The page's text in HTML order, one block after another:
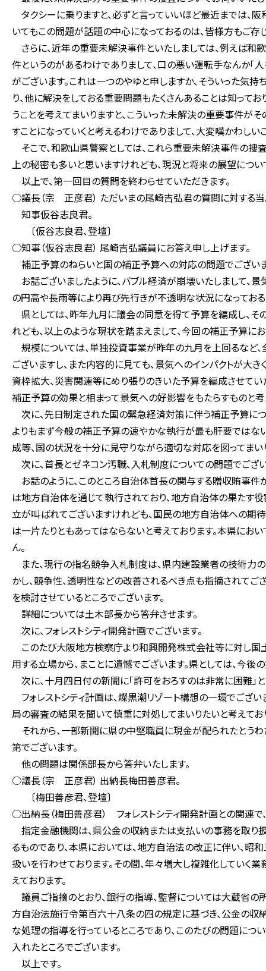
タクシーに乗りますと、必ずと言っていいほど最近までは、
いてもこの問題が話題の中心になっておるのは、皆様方もご存
さらに、近年の重要未解決事件といたしましては、例えば
件というのがあるわけでありまして、口の悪い運転手なんか「
がございます。これは一つのやゆと申しますか、そういった気
り、他に解決をしておる重要問題もたくさんあることは知って
うことを考えてまいりますと、こういった未解決の重要事件が
すことになっていくと考えるわけでありまして、大変嘆かわしい
そこで、和歌山県警察としては、これら重要未解決事件の捜
上の秘密も多いと思いますけれども、現況と将来の展望につい
以上で、第一回目の質問を終わらせていただきます。
○議長（宗 正彦君） ただいまの尾崎吉弘君の質問に対する当
知事仮谷志良君。
〔仮谷志良君、登壇〕
○知事（仮谷志良君） 尾崎吉弘議員にお答え申し上げます。
補正予算のねらいと国の補正予算への対応の問題でござい
お話ございましたように、バブル経済が崩壊いたしまして、
の円高や長雨等により再び先行きが不透明な状況になっておる
県としては、昨年九月に議会の同意を得て予算を編成し、そ
れども、以上のような現状を踏まえまして、今回の補正予算
規模については、単独投資事業が昨年の九月を上回るなど
ございますし、また内容的に見ても、景気へのインパクトが
資枠拡大、災害関連等にめり張りのきいた予算を編成させて
補正予算の効果と相まって景気への好影響をもたらすものと考
次に、先日制定された国の緊急経済対策に伴う補正予算に
よりもまず今般の補正予算の速やかな執行が最も肝要ではな
成等、国の状況を十分に見守りながら適切な対応を図ってまい
次に、首長とゼネコン汚職、入札制度についての問題でござ
お話のように、このところ自治体首長の関与する贈収賄事件
は地方自治体を通じて執行されており、地方自治体の果たす
立が叫ばれてございますけれども、国民の地方自治体への期
は一片たりともあってはならないと考えております。本県にお
ん。
また、現行の指名競争入札制度は、県内建設業者の技術力
かし、競争性、透明性などの改善されるべき点も指摘されて
を検討させているところでございます。
詳細については土木部長から答弁させます。
次に、フォレストシティ開発計画でございます。
このたび大阪地方検察庁より和興開発株式会社等に対し国
用する立場から、まことに遺憾でございます。県としては、今
次に、十月四日付の新聞に「許可をおろすのは非常に困難」
フォレストシティ計画は、燦黒潮リゾート構想の一環でござ
局の審査の結果を聞いて慎重に対処してまいりたいと考えてお
それから、一部新聞に県の中堅職員に現金が配られたとうわ
第でございます。
他の問題は関係部長から答弁いたします。
○議長（宗 正彦君） 出納長梅田善彦君。
〔梅田善彦君、登壇〕
○出納長（梅田善彦君） フォレストシティ開発計画との関連
指定金融機関は、県公金の収納または支払いの事務を取り
るものであり、本県においては、地方自治法の改正に伴い、
扱いを行わせております。その間、年々増大し複雑化していく
えております。
議員ご指摘のとおり、銀行の指導、監督については大蔵省の
方自治法施行令第百六十八条の四の規定に基づき、公金の収
な処理の指導を行っているところであり、このたびの問題に
入れたところでございます。
以上です。